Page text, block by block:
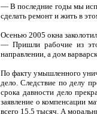
— В последние годы мы
сделать ремонт и жить в
Осенью 2005 окна
— Пришли рабочие из
направлении, а дом
По факту умышленного
дело. Следствие по делу
срока давности дело
заявление о компенсации
всего 15,5 тысяч. А